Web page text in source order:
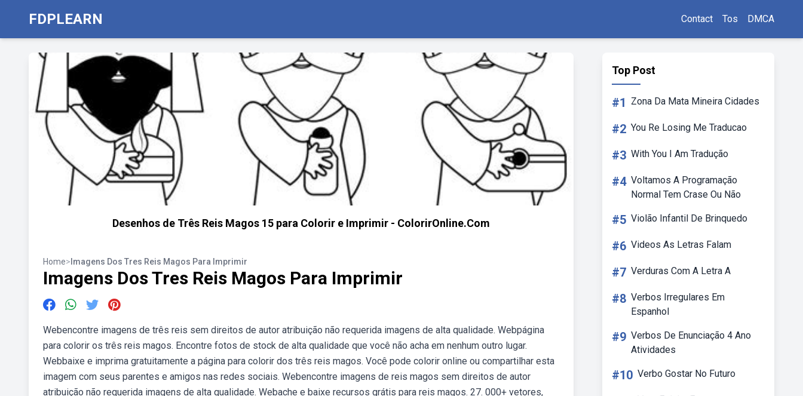
FDPLEARN Contact Tos DMCA
Desenhos de Três Reis Magos 15 para Colorir e Imprimir - ColorirOnline.Com
Home> Imagens Dos Tres Reis Magos Para Imprimir
Imagens Dos Tres Reis Magos Para Imprimir
Webencontre imagens de três reis sem direitos de autor atribuição não requerida imagens de alta qualidade. Webpágina
para colorir os três reis magos. Encontre fotos de stock de alta qualidade que você não acha em nenhum outro lugar.
Webbaixe e imprima gratuitamente a página para colorir dos três reis magos. Você pode colorir online ou compartilhar esta
imagem com seus parentes e amigos nas redes sociais. Webencontre imagens de reis magos sem direitos de autor
atribuição não requerida imagens de alta qualidade. Webache e baixe recursos grátis para reis magos. 27. 000+ vetores,
Top Post
#1 Zona Da Mata Mineira Cidades
#2 You Re Losing Me Traducao
#3 With You I Am Tradução
#4 Voltamos A Programação
Normal Tem Crase Ou Não
#5 Violão Infantil De Brinquedo
#6 Videos As Letras Falam
#7 Verduras Com A Letra A
#8 Verbos Irregulares Em
Espanhol
#9 Verbos De Enunciação 4 Ano
Atividades
#10 Verbo Gostar No Futuro